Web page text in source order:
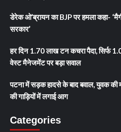
डेरेक ओ’ब्रायन का BJP पर हमला कहा-
सरकार’
हर दिन 1.70 लाख टन कचरा पैदा, सिर्फ
वेस्ट मैनेजमेंट पर बड़ा सवाल
पटना में सड़क हादसे के बाद बवाल, युवक
की गाड़ियों में लगाई आग
Categories